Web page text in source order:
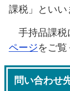
課税」といい
手持品課税
ページをご覧
問い合わせ